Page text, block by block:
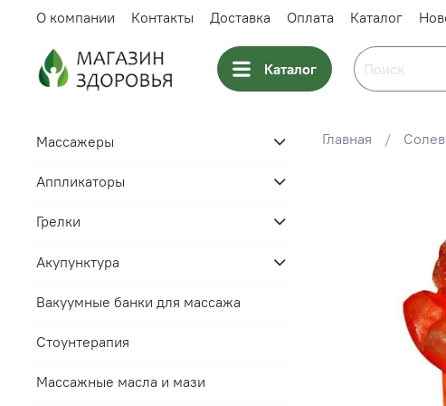
О компании Контакты Доставка Оплата Каталог
Каталог
Главная
Массажеры
Аппликаторы
Грелки
Акупунктура
Вакуумные банки для массажа
Стоунтерапия
Массажные масла и мази